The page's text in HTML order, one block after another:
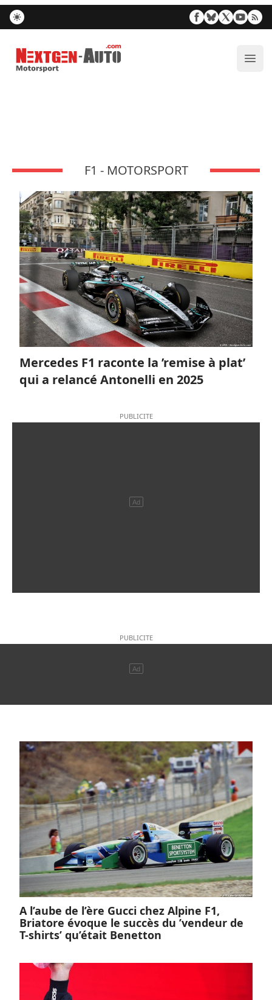
Nextgen-Auto.com
F1 - MOTORSPORT
Mercedes F1 raconte la ’remise à plat’
qui a relancé Antonelli en 2025
A l’aube de l’ère Gucci chez Alpine F1,
Briatore évoque le succès du ’vendeur de
T-shirts’ qu’était Benetton